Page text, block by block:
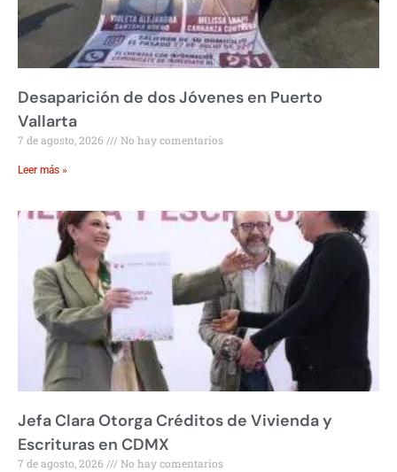
Desaparición de dos Jóvenes en Puerto
Vallarta
7 de agosto, 2026 No hay comentarios
Leer más »
Jefa Clara Otorga Créditos de Vivienda y
Escrituras en CDMX
7 de agosto, 2026 No hay comentarios